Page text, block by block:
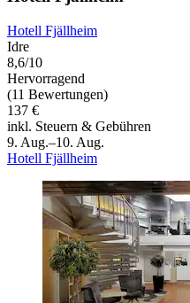
Hotell Fjällheim
Idre
8,6/10
Hervorragend
(11 Bewertungen)
137 €
inkl. Steuern & Gebühren
9. Aug.–10. Aug.
Hotell Fjällheim